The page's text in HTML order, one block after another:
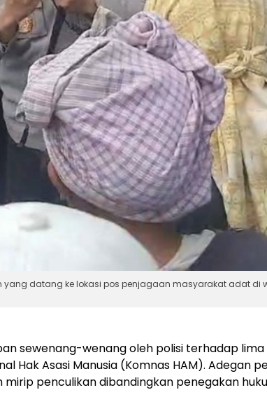
datang ke lokasi pos penjagaan masyarakat adat di
sewenang-wenang oleh polisi terhadap
Hak Asasi Manusia (Komnas HAM). Adegan
penculikan dibandingkan penegakan